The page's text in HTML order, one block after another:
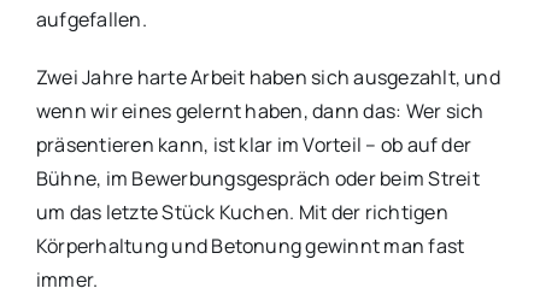
aufgefallen.
Zwei Jahre harte Arbeit haben sich ausgezahlt, und
wenn wir eines gelernt haben, dann das: Wer sich
präsentieren kann, ist klar im Vorteil – ob auf der
Bühne, im Bewerbungsgespräch oder beim Streit
um das letzte Stück Kuchen. Mit der richtigen
Körperhaltung und Betonung gewinnt man fast
immer.